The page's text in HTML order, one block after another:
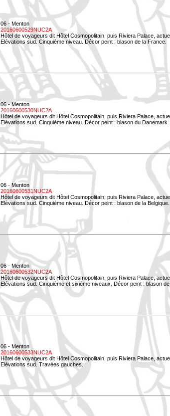
06 - Menton
20160600529NUC2A
Hôtel de voyageurs dit Hôtel Cosmopolitain, puis Riviera Palace,
Elévations sud. Cinquième niveau. Décor peint : blason de la France.
06 - Menton
20160600530NUC2A
Hôtel de voyageurs dit Hôtel Cosmopolitain, puis Riviera Palace,
Elévations sud. Cinquième niveau. Décor peint : blason du Danemark.
06 - Menton
20160600531NUC2A
Hôtel de voyageurs dit Hôtel Cosmopolitain, puis Riviera Palace,
Elévations sud. Cinquième niveau. Décor peint : blason de la Belgique.
06 - Menton
20160600532NUC2A
Hôtel de voyageurs dit Hôtel Cosmopolitain, puis Riviera Palace,
Elévations sud. Cinquième et sixième niveaux. Décor peint : blason
06 - Menton
20160600533NUC2A
Hôtel de voyageurs dit Hôtel Cosmopolitain, puis Riviera Palace,
Elévations sud. Travées gauches.